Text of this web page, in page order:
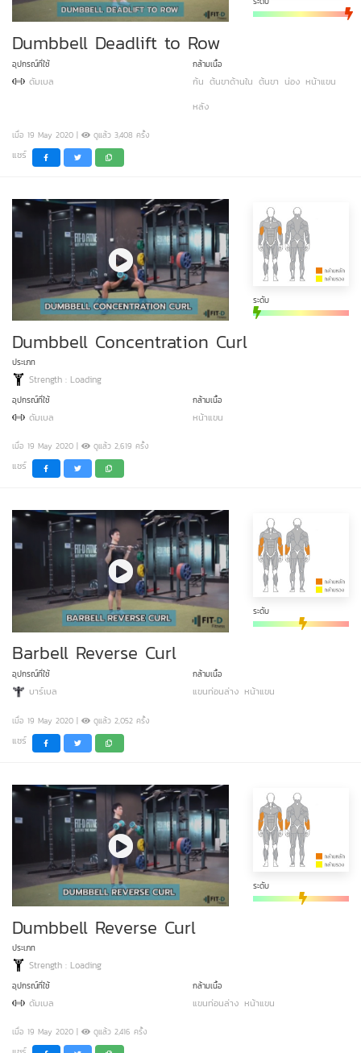
Dumbbell Deadlift to Row
อุปกรณ์ที่ใช้
ดัมเบล
กล้ามเนื้อ
ก้น ต้นขาด้านใน ต้นขา น่อง หน้าแขน
หลัง
เมื่อ 19 May 2020 | ดูแล้ว 3,408 ครั้ง
แชร์
ระดับ
Dumbbell Concentration Curl
ประเภท
Strength : Loading
อุปกรณ์ที่ใช้
ดัมเบล
กล้ามเนื้อ
หน้าแขน
เมื่อ 19 May 2020 | ดูแล้ว 2,619 ครั้ง
แชร์
ระดับ
Barbell Reverse Curl
อุปกรณ์ที่ใช้
บาร์เบล
กล้ามเนื้อ
แขนท่อนล่าง หน้าแขน
เมื่อ 19 May 2020 | ดูแล้ว 2,052 ครั้ง
แชร์
ระดับ
Dumbbell Reverse Curl
ประเภท
Strength : Loading
อุปกรณ์ที่ใช้
ดัมเบล
กล้ามเนื้อ
แขนท่อนล่าง หน้าแขน
เมื่อ 19 May 2020 | ดูแล้ว 2,416 ครั้ง